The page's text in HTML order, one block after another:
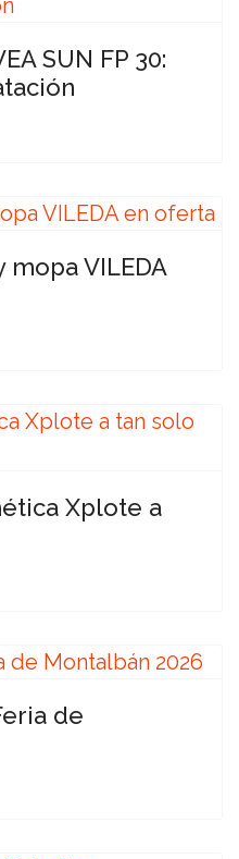
SUN FP 30:
mopa VILEDA
Xplote a
de